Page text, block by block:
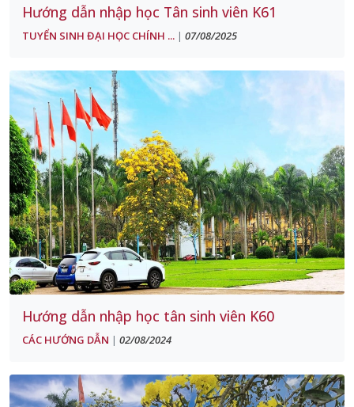
Hướng dẫn nhập học Tân sinh viên K61
TUYỂN SINH ĐẠI HỌC CHÍNH ... | 07/08/2025
Hướng dẫn nhập học tân sinh viên K60
CÁC HƯỚNG DẪN | 02/08/2024